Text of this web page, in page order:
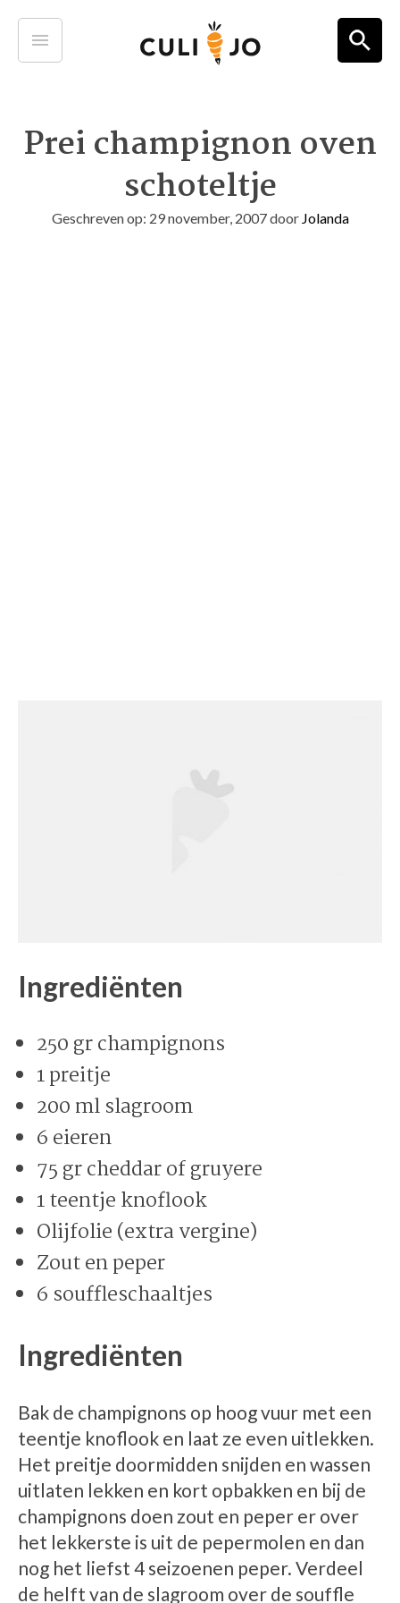
Prei champignon oven
schoteltje
Geschreven op: 29 november, 2007door Jolanda
Ingrediënten
250 gr champignons
1 preitje
200 ml slagroom
6 eieren
75 gr cheddar of gruyere
1 teentje knoflook
Olijfolie (extra vergine)
Zout en peper
6 souffleschaaltjes
Ingrediënten
Bak de champignons op hoog vuur met een
teentje knoflook en laat ze even uitlekken.
Het preitje doormidden snijden en wassen
uitlaten lekken en kort opbakken en bij de
champignons doen zout en peper er over
het lekkerste is uit de pepermolen en dan
nog het liefst 4 seizoenen peper. Verdeel
de helft van de slagroom over de souffle